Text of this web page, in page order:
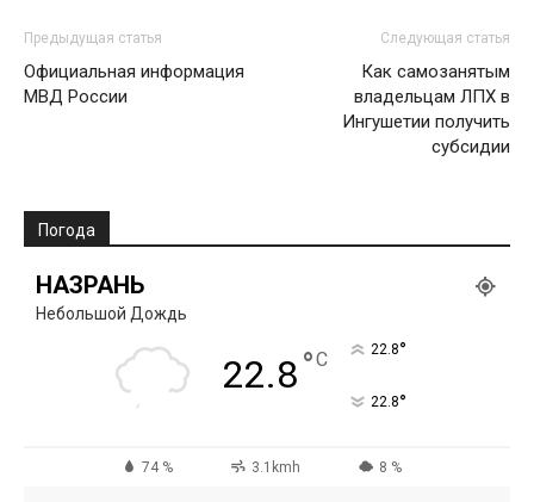
Предыдущая статья
Официальная информация
МВД России
Следующая статья
Как самозанятым
владельцам ЛПХ в
Ингушетии получить
субсидии
Погода
НАЗРАНЬ
Небольшой Дождь
22.8°C 22.8°
22.8°
74 % 3.1kmh 8 %